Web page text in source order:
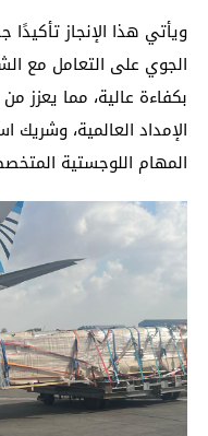
ويأتي هذا الإنجاز
الجوي على التعامل مع
بكفاءة عالية، مما
الإمداد العالمية، وشريك
المهام اللوجستية